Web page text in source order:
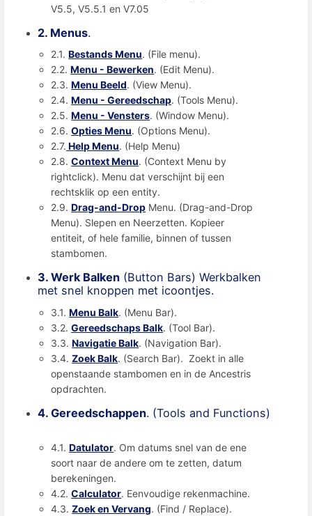
V5.5, V5.5.1 en V7.05
2. Menus.
2.1.Bestands Menu. (File menu).
2.2.Menu - Bewerken. (Edit Menu).
2.3.Menu Beeld. (View Menu).
2.4.Menu - Gereedschap. (Tools Menu).
2.5.Menu - Vensters. (Window Menu).
2.6.Opties Menu. (Options Menu).
2.7. Help Menu. (Help Menu)
2.8.Context Menu. (Context Menu by
rightclick). Menu dat verschijnt bij een
rechtsklik op een entity.
2.9.Drag-and-Drop Menu. (Drag-and-Drop
Menu). Slepen en Neerzetten. Kopieer
entiteit, of hele familie, binnen of tussen
stambomen.
3. Werk Balken (Button Bars) Werkbalken
met snel knoppen met icoontjes.
3.1.Menu Balk. (Menu Bar).
3.2.Gereedschaps Balk. (Tool Bar).
3.3.Navigatie Balk. (Navigation Bar).
3.4.Zoek Balk. (Search Bar). Zoekt in alle
openstaande stambomen en in de Ancestris
opdrachten.
4. Gereedschappen. (Tools and Functions)
4.1.Datulator. Om datums snel van de ene
soort naar de andere om te zetten, datum
berekeningen.
4.2.Calculator. Eenvoudige rekenmachine.
4.3.Zoek en Vervang. (Find / Replace).